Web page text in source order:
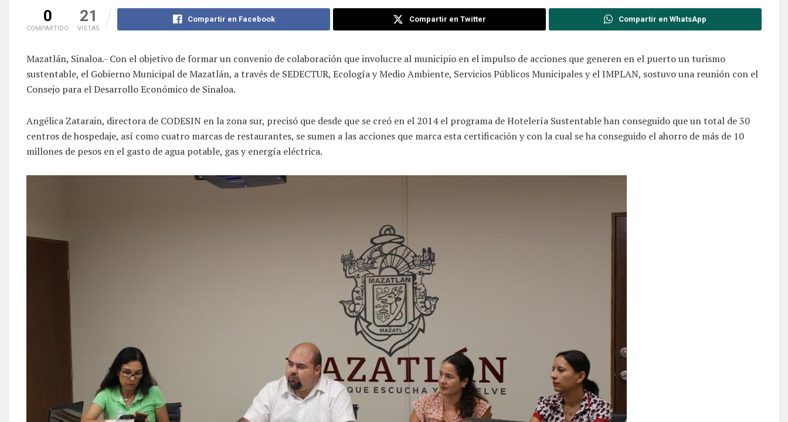
0
COMPARTIDO
21
VISTAS
Compartir en Facebook Compartir en Twitter Compartir en WhatsApp
Mazatlán, Sinaloa.- Con el objetivo de formar un convenio de colaboración que involucre al municipio en el impulso de acciones que generen en el puerto un turismo
sustentable, el Gobierno Municipal de Mazatlán, a través de SEDECTUR, Ecología y Medio Ambiente, Servicios Públicos Municipales y el IMPLAN, sostuvo una reunión con el
Consejo para el Desarrollo Económico de Sinaloa.
Angélica Zatarain, directora de CODESIN en la zona sur, precisó que desde que se creó en el 2014 el programa de Hotelería Sustentable han conseguido que un total de 30
centros de hospedaje, así como cuatro marcas de restaurantes, se sumen a las acciones que marca esta certificación y con la cual se ha conseguido el ahorro de más de 10
millones de pesos en el gasto de agua potable, gas y energía eléctrica.